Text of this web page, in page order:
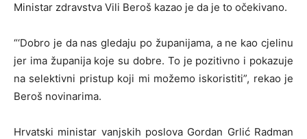
Ministar zdravstva Vili Beroš kazao je da je to očekivano.
“‘Dobro je da nas gledaju po županijama, a ne kao cjelinu
jer ima županija koje su dobre. To je pozitivno i pokazuje
na selektivni pristup koji mi možemo iskoristiti”, rekao je
Beroš novinarima.
Hrvatski ministar vanjskih poslova Gordan Grlić Radman